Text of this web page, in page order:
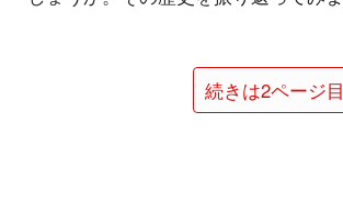
続きは2ページ